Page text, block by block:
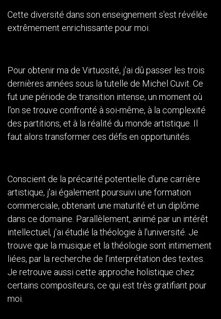
Cette diversité dans son enseignement s'est révélée
extrêmement enrichissante pour moi.
Pour obtenir ma de Virtuosité, j'ai dû passer les trois
dernières années sous la tutelle de Michel Cuvit. Ce
fut une période de transition intense, un moment où
l'on se trouve confronté à soi-même, à la complexité
des partitions, et à la réalité du monde artistique. Il
faut alors transformer ces défis en opportunités.
Conscient de la précarité potentielle d'une carrière
artistique, j'ai également poursuivi une formation
commerciale, obtenant une maturité et un diplôme
dans ce domaine. Parallèlement, animé par un intérêt
intellectuel, j'ai étudié la théologie à l'université. Je
trouve que la musique et la théologie sont intimement
liées, par la recherche de l’interprétation des textes.
Je retrouve aussi cette approche holistique chez
certains compositeurs, ce qui est très gratifiant pour
moi.